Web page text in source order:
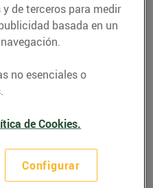
de terceros para medir
basada en un
no esenciales o
de Cookies.
Configurar